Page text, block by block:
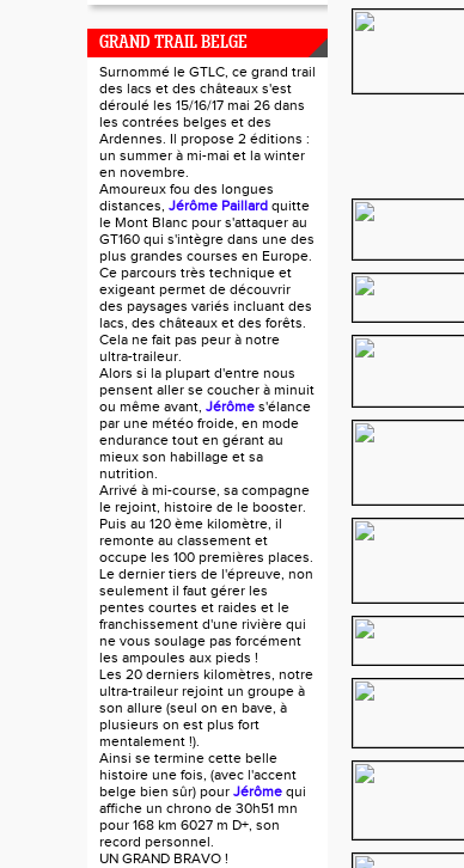
GRAND TRAIL BELGE
Surnommé le GTLC, ce grand trail
des lacs et des châteaux s'est
déroulé les 15/16/17 mai 26 dans
les contrées belges et des
Ardennes. Il propose 2 éditions :
un summer à mi-mai et la winter
en novembre.
Amoureux fou des longues
distances, Jérôme Paillard quitte
le Mont Blanc pour s'attaquer au
GT160 qui s'intègre dans une des
plus grandes courses en Europe.
Ce parcours très technique et
exigeant permet de découvrir
des paysages variés incluant des
lacs, des châteaux et des forêts.
Cela ne fait pas peur à notre
ultra-traileur.
Alors si la plupart d'entre nous
pensent aller se coucher à minuit
ou même avant, Jérôme s'élance
par une météo froide, en mode
endurance tout en gérant au
mieux son habillage et sa
nutrition.
Arrivé à mi-course, sa compagne
le rejoint, histoire de le booster.
Puis au 120 ème kilomètre, il
remonte au classement et
occupe les 100 premières places.
Le dernier tiers de l'épreuve, non
seulement il faut gérer les
pentes courtes et raides et le
franchissement d'une rivière qui
ne vous soulage pas forcément
les ampoules aux pieds !
Les 20 derniers kilomètres, notre
ultra-traileur rejoint un groupe à
son allure (seul on en bave, à
plusieurs on est plus fort
mentalement !).
Ainsi se termine cette belle
histoire une fois, (avec l'accent
belge bien sûr) pour Jérôme qui
affiche un chrono de 30h51 mn
pour 168 km 6027 m D+, son
record personnel.
UN GRAND BRAVO !